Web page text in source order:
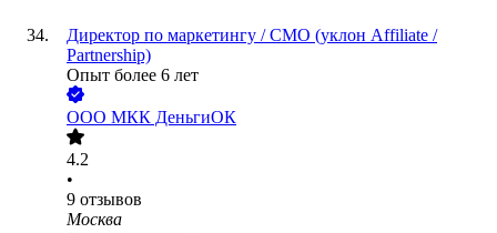
Директор по маркетингу / CMO (уклон Affiliate /
Partnership)
Опыт более 6 лет
ООО МКК ДеньгиОК
4.2
•
9 отзывов
Москва